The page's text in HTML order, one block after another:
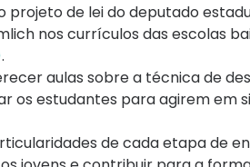
projeto de lei do deputado
nos currículos das escolas
.
aulas sobre a técnica de
os estudantes para agirem em
de cada etapa de